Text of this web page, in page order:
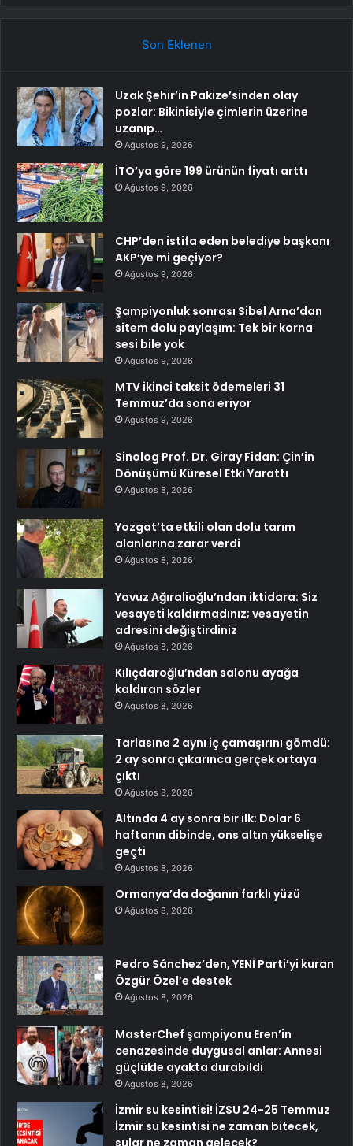
Son Eklenen
Uzak Şehir’in Pakize’sinden olay
pozlar: Bikinisiyle çimlerin üzerine
uzanıp…
Ağustos 9, 2026
İTO’ya göre 199 ürünün fiyatı arttı
Ağustos 9, 2026
CHP’den istifa eden belediye başkanı
AKP’ye mi geçiyor?
Ağustos 9, 2026
Şampiyonluk sonrası Sibel Arna’dan
sitem dolu paylaşım: Tek bir korna
sesi bile yok
Ağustos 9, 2026
MTV ikinci taksit ödemeleri 31
Temmuz’da sona eriyor
Ağustos 9, 2026
Sinolog Prof. Dr. Giray Fidan: Çin’in
Dönüşümü Küresel Etki Yarattı
Ağustos 8, 2026
Yozgat’ta etkili olan dolu tarım
alanlarına zarar verdi
Ağustos 8, 2026
Yavuz Ağıralioğlu’ndan iktidara: Siz
vesayeti kaldırmadınız; vesayetin
adresini değiştirdiniz
Ağustos 8, 2026
Kılıçdaroğlu’ndan salonu ayağa
kaldıran sözler
Ağustos 8, 2026
Tarlasına 2 aynı iç çamaşırını gömdü:
2 ay sonra çıkarınca gerçek ortaya
çıktı
Ağustos 8, 2026
Altında 4 ay sonra bir ilk: Dolar 6
haftanın dibinde, ons altın yükselişe
geçti
Ağustos 8, 2026
Ormanya’da doğanın farklı yüzü
Ağustos 8, 2026
Pedro Sánchez’den, YENİ Parti’yi kuran
Özgür Özel’e destek
Ağustos 8, 2026
MasterChef şampiyonu Eren’in
cenazesinde duygusal anlar: Annesi
güçlükle ayakta durabildi
Ağustos 8, 2026
İzmir su kesintisi! İZSU 24-25 Temmuz
İzmir su kesintisi ne zaman bitecek,
sular ne zaman gelecek?